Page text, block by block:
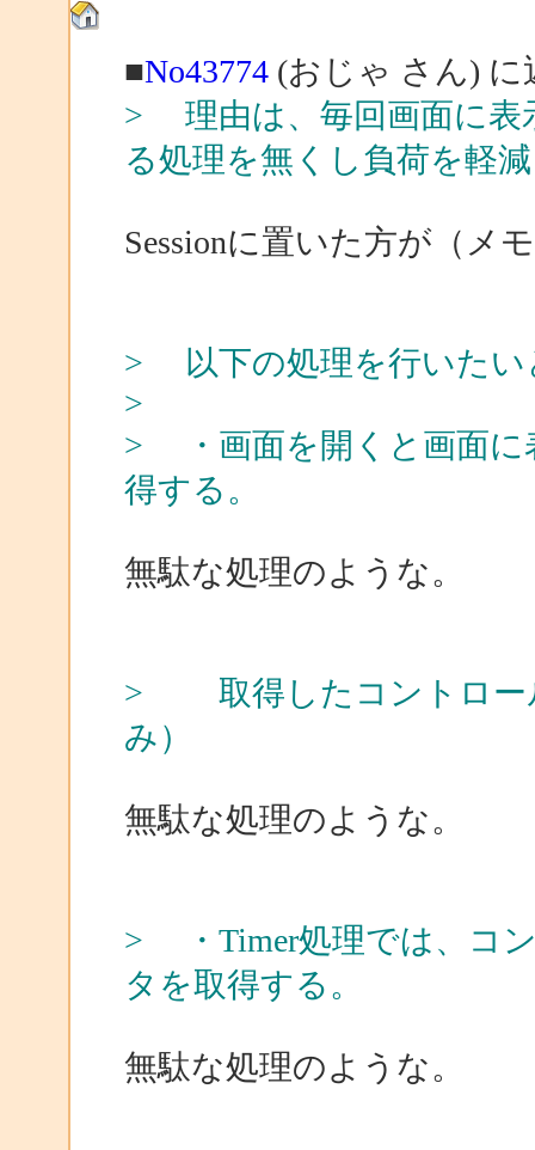
■No43774(おじゃ さん) に
> 理由は、毎回画面に表
る処理を無くし負荷を軽
Sessionに置いた方が（メ
> 以下の処理を行いたい
>
> ・画面を開くと画面に
得する。
無駄な処理のような。
> 取得したコントロール
み）
無駄な処理のような。
> ・Timer処理では、コ
タを取得する。
無駄な処理のような。